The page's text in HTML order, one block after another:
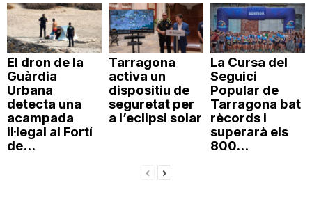
El dron de la
Guàrdia
Urbana
detecta una
acampada
il·legal al Fortí
de...
Tarragona
activa un
dispositiu de
seguretat per
a l’eclipsi solar
La Cursa del
Seguici
Popular de
Tarragona bat
rècords i
superarà els
800...